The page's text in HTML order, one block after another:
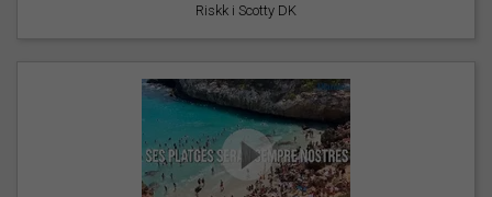
Riskk i Scotty DK